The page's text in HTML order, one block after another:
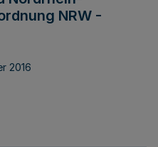
NRW -
2016